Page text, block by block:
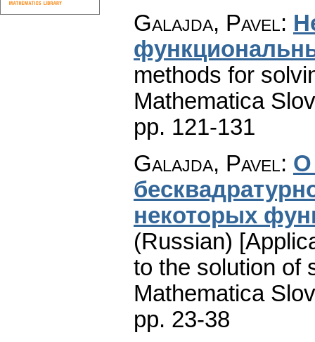
Galajda, Pavel:
methods for
Mathematica
pp. 121-131
Galajda, Pavel: О
некоторых
(Russian)
to the solution of
Mathematica
pp. 23-38